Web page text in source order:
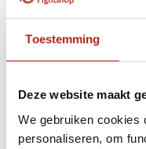
Toestemming
Deze website maakt
We gebruiken cookies
personaliseren, om